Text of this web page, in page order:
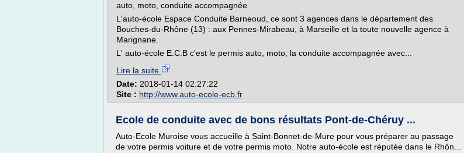
auto, moto, conduite accompagnée
L'auto-école Espace Conduite Barneoud, ce sont 3 agences dans le département des
Bouches-du-Rhône (13) : aux Pennes-Mirabeau, à Marseille et la toute nouvelle agence à
Marignane.
L' auto-école E.C.B c'est le permis auto, moto, la conduite accompagnée avec...
Lire la suite
Date: 2018-01-14 02:27:22
Site : http://www.auto-ecole-ecb.fr
Ecole de conduite avec de bons résultats Pont-de-Chéruy ...
Auto-Ecole Muroise vous accueille à Saint-Bonnet-de-Mure pour vous préparer au passage
de votre permis voiture et de votre permis moto. Notre auto-école est réputée dans le Rhôn...